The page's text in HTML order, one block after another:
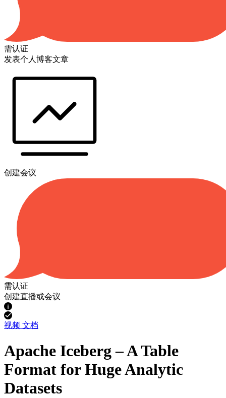
需认证
发表个人博客文章
创建会议
需认证
创建直播或会议
视频 文档
Apache Iceberg – A Table
Format for Huge Analytic
Datasets